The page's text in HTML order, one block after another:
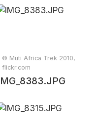
© Muti Africa Trek 2010,
flickr.com